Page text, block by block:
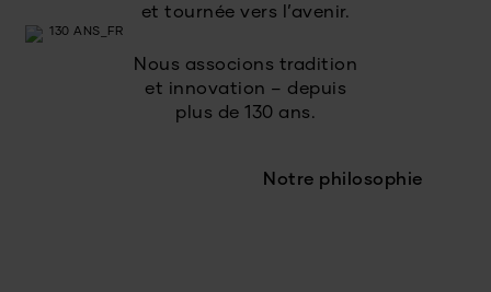
et tournée vers l’avenir.
Nous associons tradition
et innovation – depuis
plus de 130 ans.
Notre philosophie